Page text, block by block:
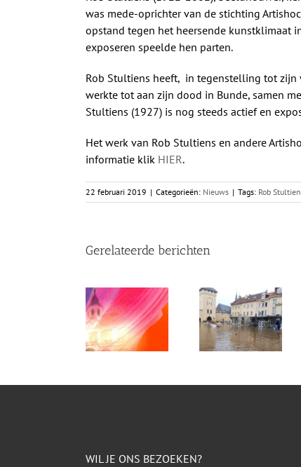
was mede-oprichter van de stichting
opstand tegen het heersende kunstklimaat
exposeren speelde hen parten.
Rob Stultiens heeft, in tegenstelling tot
werkte tot aan zijn dood in Bunde, samen
Stultiens (1927) is nog steeds actief en
Het werk van Rob Stultiens en andere
informatie klik HIER.
22 februari 2019 | Categorieën: Nieuws | Tags: Rob
Gerelateerde berichten
WIL JE ONS BEZOEKEN?